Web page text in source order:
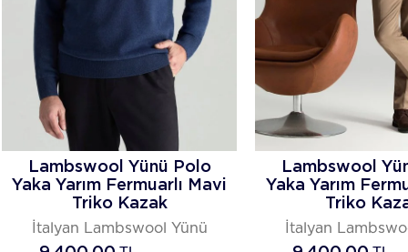
Lambswool Yünü Polo
Yaka Yarım Fermuarlı Mavi
Triko Kazak
İtalyan Lambswool Yünü
Lambswool
Yaka Yarım
Triko
İtalyan